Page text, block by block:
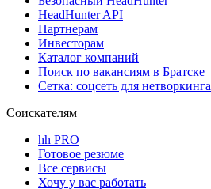
HeadHunter API
Партнерам
Инвесторам
Каталог компаний
Поиск по вакансиям в Братске
Сетка: соцсеть для нетворкинга
Соискателям
hh PRO
Готовое резюме
Все сервисы
Хочу у вас работать